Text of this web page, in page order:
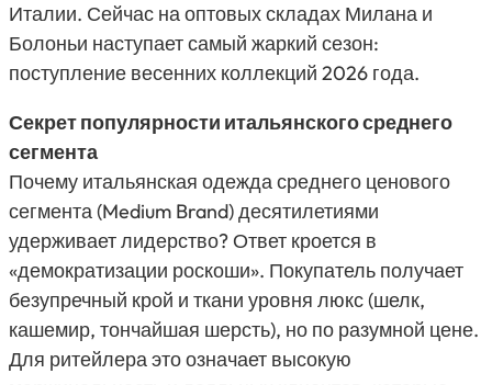
Италии. Сейчас на оптовых складах Милана и
Болоньи наступает самый жаркий сезон:
поступление весенних коллекций 2026 года.
Секрет популярности итальянского среднего
сегмента
Почему итальянская одежда среднего ценового
сегмента (Medium Brand) десятилетиями
удерживает лидерство? Ответ кроется в
«демократизации роскоши». Покупатель получает
безупречный крой и ткани уровня люкс (шелк,
кашемир, тончайшая шерсть), но по разумной цене.
Для ритейлера это означает высокую